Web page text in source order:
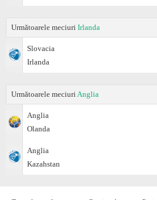
Următoarele meciuri Irlanda
Slovacia
Irlanda
Următoarele meciuri Anglia
Anglia
Olanda
Anglia
Kazahstan